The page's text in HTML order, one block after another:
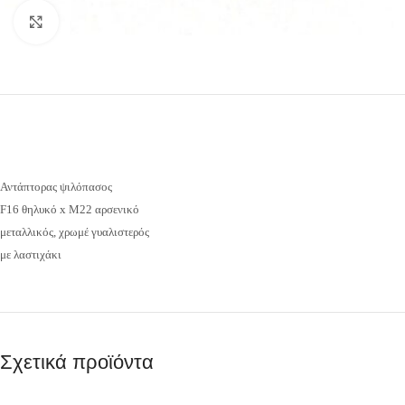
Αντάπτορας ψιλόπασος
F16 θηλυκό x M22 αρσενικό
μεταλλικός, χρωμέ γυαλιστερός
με λαστιχάκι
Σχετικά προϊόντα